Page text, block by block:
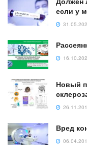
если у
Новый
Вред